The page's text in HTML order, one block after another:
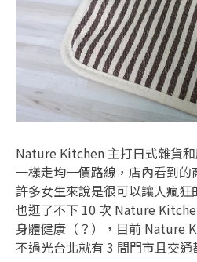
Nature Kitchen 主打日式雜貨
一樣走均一價路線，店內看到
許多女生來說是很可以讓人瘋
也逛了不下 10 次 Nature
身體健康（？），目前 Nature
不過光台北就有 3 間門市且交通